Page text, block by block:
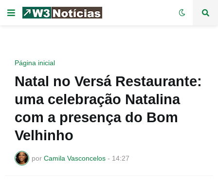
Página inicial
Natal no Versá Restaurante:
uma celebração Natalina
com a presença do Bom
Velhinho
por Camila Vasconcelos - 14:27